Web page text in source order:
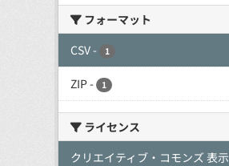
フォーマット
CSV- 1
ZIP- 1
ライセンス
クリエイティブ・コモンズ 表示